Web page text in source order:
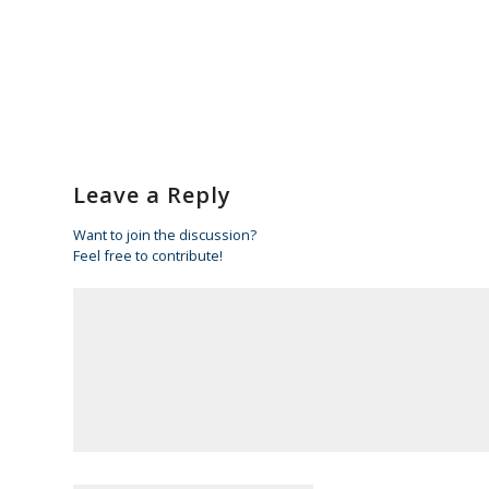
Leave a Reply
Want to join the discussion?
Feel free to contribute!